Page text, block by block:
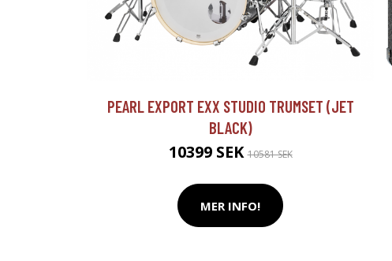
PEARL EXPORT EXX STUDIO TRUMSET (JET
BLACK)
10399 SEK10581 SEK
MER INFO!